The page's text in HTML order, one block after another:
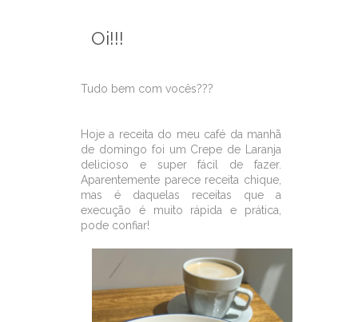
Oi!!!
Tudo bem com vocês???
Hoje a receita do meu café da manhã
de domingo foi um Crepe de Laranja
delicioso e super fácil de fazer.
Aparentemente parece receita chique,
mas é daquelas receitas que a
execução é muito rápida e prática,
pode confiar!